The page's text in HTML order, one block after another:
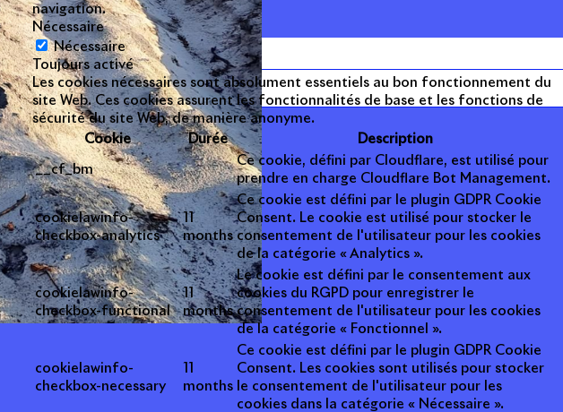
navigation.
Nécessaire
Nécessaire
Toujours activé
Les cookies nécessaires sont absolument essentiels au bon fonctionnement du
site Web. Ces cookies assurent les fonctionnalités de base et les fonctions de
sécurité du site Web, de manière anonyme.
Cookie
Durée Description
__cf_bm
Ce cookie, défini par Cloudflare, est utilisé pour
prendre en charge Cloudflare Bot Management.
cookielawinfo-
checkbox-analytics
11
months
Ce cookie est défini par le plugin GDPR Cookie
Consent. Le cookie est utilisé pour stocker le
consentement de l'utilisateur pour les cookies
de la catégorie « Analytics ».
cookielawinfo-
checkbox-functional
11
months
Le cookie est défini par le consentement aux
cookies du RGPD pour enregistrer le
consentement de l'utilisateur pour les cookies
de la catégorie « Fonctionnel ».
cookielawinfo-
checkbox-necessary
months
Ce cookie est défini par le plugin GDPR Cookie
Consent. Les cookies sont utilisés pour stocker
le consentement de l'utilisateur pour les
cookies dans la catégorie « Nécessaire ».